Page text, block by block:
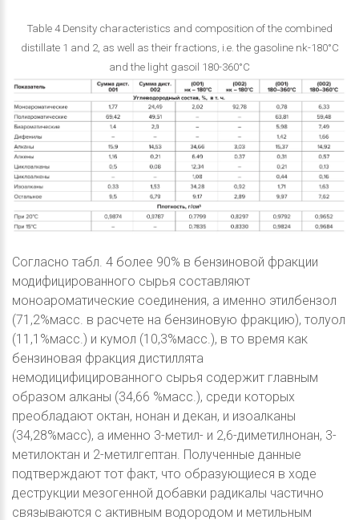
Table 4 Density characteristics and composition of the combined
distillate 1 and 2, as well as their fractions, i.e. the gasoline nk-180°C
and the light gasoil 180-360°C
Согласно табл. 4 более 90% в бензиновой фракции
модифицированного сырья составляют
моноароматические соединения, а именно этилбензол
(71,2%масс. в расчете на бензиновую фракцию), толуол
(11,1%масс.) и кумол (10,3%масс.), в то время как
бензиновая фракция дистиллята
немодицифицированного сырья содержит главным
образом алканы (34,66 %масс.), среди которых
преобладают октан, нонан и декан, и изоалканы
(34,28%масс), а именно 3-метил- и 2,6-диметилнонан, 3-
метилоктан и 2-метилгептан. Полученные данные
подтверждают тот факт, что образующиеся в ходе
деструкции мезогенной добавки радикалы частично
связываются с активным водородом и метильным